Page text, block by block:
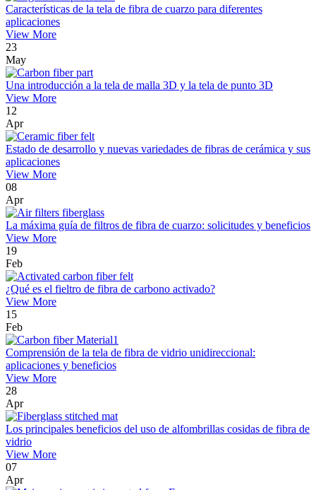
Características de la tela de fibra de cuarzo para diferentes
aplicaciones
View More
23
May
Una introducción a la tela de malla 3D y la tela de punto 3D
View More
12
Apr
Estado de desarrollo y nuevas variedades de fibras de cerámica y sus
aplicaciones
View More
08
Apr
La máxima guía de filtros de fibra de cuarzo: solicitudes y beneficios
View More
19
Feb
¿Qué es el fieltro de fibra de carbono activado?
View More
15
Feb
Comprensión de la tela de fibra de vidrio unidireccional:
aplicaciones y beneficios
View More
28
Apr
Los principales beneficios del uso de alfombrillas cosidas de fibra de
vidrio
View More
07
Apr